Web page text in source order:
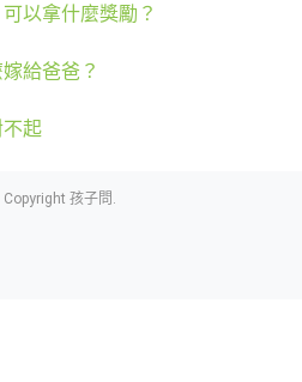
以拿什麼獎勵？
給爸爸？
起
孩子問.